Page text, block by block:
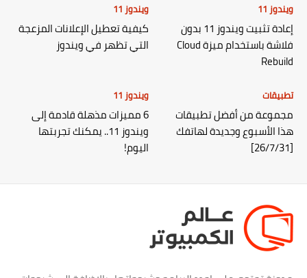
ويندوز 11
إعادة تثبيت ويندوز 11 بدون
فلاشة باستخدام ميزة Cloud
Rebuild
ويندوز 11
كيفية تعطيل الإعلانات المزعجة
التي تظهر في ويندوز
تطبيقات
مجموعة من أفضل تطبيقات
هذا الأسبوع وجديدة لهاتفك
[26/7/31]
ويندوز 11
6 مميزات مذهلة قادمة إلى
ويندوز 11.. يمكنك تجربتها
اليوم!